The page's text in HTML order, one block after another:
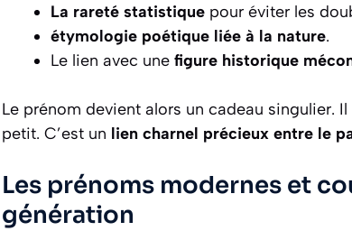
La rareté statistique pour éviter les
étymologie poétique liée à la nature.
Le lien avec une figure historique
Le prénom devient alors un cadeau singulier.
petit. C’est un lien charnel précieux entre le
Les prénoms modernes et
génération